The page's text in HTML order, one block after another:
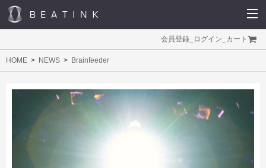
会員登録 ログイン カート
HOME NEWS Brainfeeder